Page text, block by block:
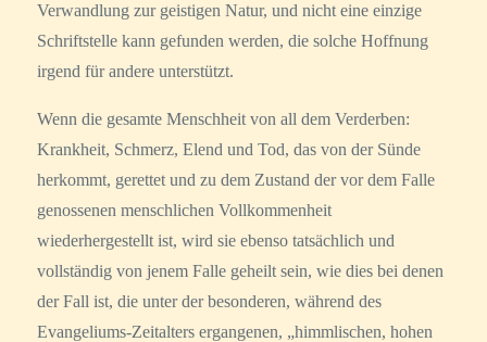
Verwandlung zur geistigen Natur, und nicht eine einzige
Schriftstelle kann gefunden werden, die solche Hoffnung
irgend für andere unterstützt.
Wenn die gesamte Menschheit von all dem Verderben:
Krankheit, Schmerz, Elend und Tod, das von der Sünde
herkommt, gerettet und zu dem Zustand der vor dem Falle
genossenen menschlichen Vollkommenheit
wiederhergestellt ist, wird sie ebenso tatsächlich und
vollständig von jenem Falle geheilt sein, wie dies bei denen
der Fall ist, die unter der besonderen, während des
Evangeliums-Zeitalters ergangenen, „himmlischen, hohen